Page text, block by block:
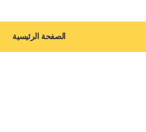
الصفحة الرئيسية